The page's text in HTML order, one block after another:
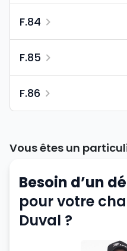
F.84
F.85
F.86
Vous êtes un
Besoin d’un
pour votre
Duval ?